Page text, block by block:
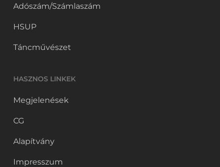
Adószám/Számlaszám
HSUP
Táncművészet
HASZNOS LINKEK
Megjelenések
CG
Alapítvány
Impresszum